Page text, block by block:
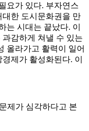
요가 있다. 부자연스
한 도시문화권을 만
는 시대는 끝났다. 이
감하게 쳐낼 수 있는
올라가고 활력이 일어
제가 활성화된다. 이
제가 심각하다고 본